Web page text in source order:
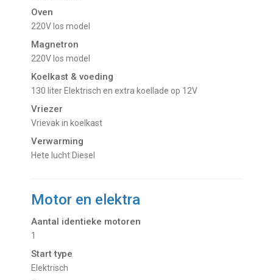
Oven
220V los model
Magnetron
220V los model
Koelkast & voeding
130 liter Elektrisch en extra koellade op 12V
Vriezer
Vrievak in koelkast
Verwarming
Hete lucht Diesel
Motor en elektra
Aantal identieke motoren
1
Start type
Elektrisch